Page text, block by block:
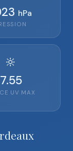
hPa
🔆
7.55
UV MAX